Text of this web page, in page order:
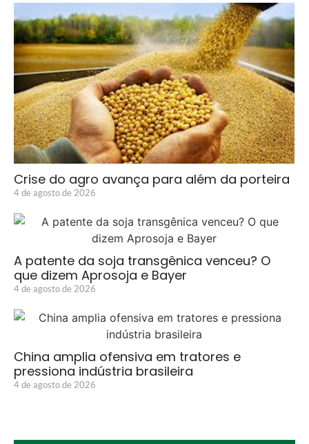
Crise do agro avança para além da porteira
4 de agosto de 2026
A patente da soja transgênica venceu? O
que dizem Aprosoja e Bayer
4 de agosto de 2026
China amplia ofensiva em tratores e
pressiona indústria brasileira
4 de agosto de 2026